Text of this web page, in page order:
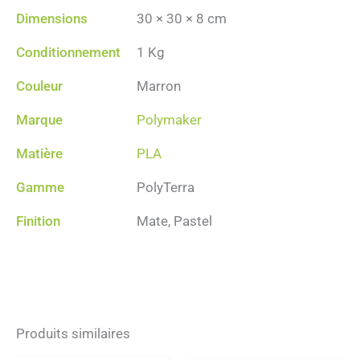
Dimensions 30 × 30 × 8 cm
Conditionnement 1 Kg
Couleur Marron
Marque Polymaker
Matière PLA
Gamme PolyTerra
Finition Mate, Pastel
Produits similaires